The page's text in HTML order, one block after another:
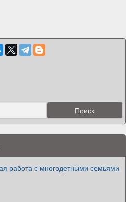
работа с многодетными семьями